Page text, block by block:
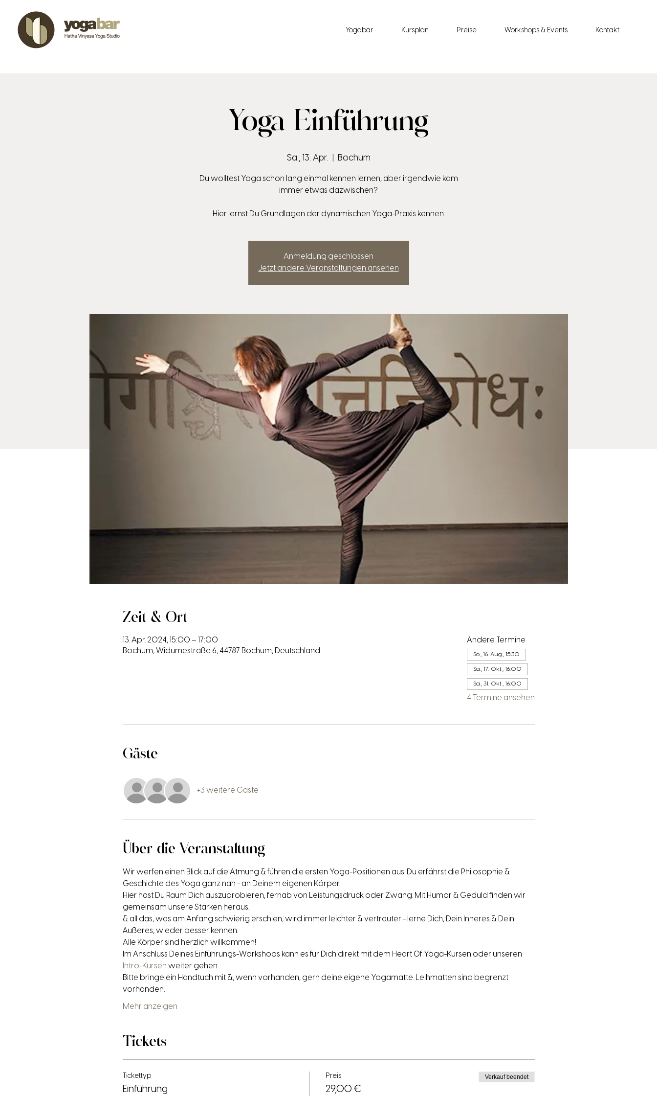
Yogabar Kursplan Preise Workshops & Events Kontakt
Yoga Einführung
Sa., 13. Apr. Bochum
Du wolltest Yoga schon lang einmal kennen lernen, aber irgendwie kam
immer etwas dazwischen?
Hier lernst Du Grundlagen der dynamischen Yoga-Praxis kennen.
Anmeldung geschlossen
Jetzt andere Veranstaltungen ansehen
Zeit & Ort
13. Apr. 2024, 15:00 – 17:00
Bochum, Widumestraße 6, 44787 Bochum, Deutschland
Andere Termine
So., 16. Aug., 15:30
Sa., 17. Okt., 16:00
Sa., 31. Okt., 16:00
4 Termine ansehen
Gäste
+3 weitere Gäste
Über die Veranstaltung
Wir werfen einen Blick auf die Atmung & führen die ersten Yoga-Positionen aus. Du erfährst die Philosophie &
Geschichte des Yoga ganz nah - an Deinem eigenen Körper.
Hier hast Du Raum Dich auszuprobieren, fernab von Leistungsdruck oder Zwang. Mit Humor & Geduld finden wir
gemeinsam unsere Stärken heraus.
& all das, was am Anfang schwierig erschien, wird immer leichter & vertrauter - lerne Dich, Dein Inneres & Dein
Äußeres, wieder besser kennen.
Alle Körper sind herzlich willkommen!
Im Anschluss Deines Einführungs-Workshops kann es für Dich direkt mit dem Heart Of Yoga-Kursen oder unseren
Intro-Kursen weiter gehen.
Bitte bringe ein Handtuch mit &, wenn vorhanden, gern deine eigene Yogamatte. Leihmatten sind begrenzt
vorhanden.
Mehr anzeigen
Tickets
Tickettyp
Einführung
Preis
29,00 €
Verkauf beendet